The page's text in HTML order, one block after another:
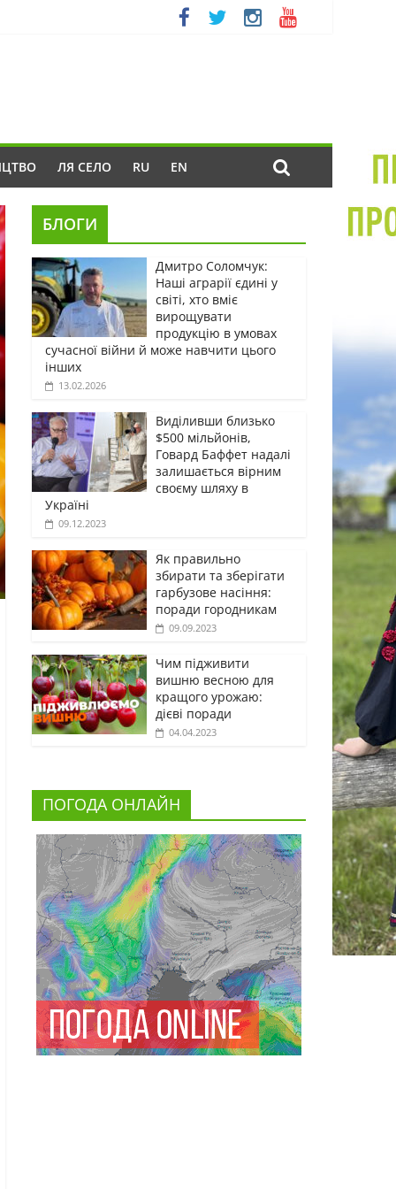
ЛЯ СЕЛО RU EN
БЛОГИ
Дмитро Соломчук:
Наші аграрії єдині у
світі, хто вміє
вирощувати
продукцію в умовах
сучасної війни й може навчити цього
інших
13.02.2026
Виділивши близько
$500 мільйонів,
Говард Баффет надалі
залишається вірним
своєму шляху в
Україні
09.12.2023
Як правильно
збирати та зберігати
гарбузове насіння:
поради городникам
09.09.2023
Чим підживити
вишню весною для
кращого урожаю:
дієві поради
04.04.2023
ПОГОДА ОНЛАЙН